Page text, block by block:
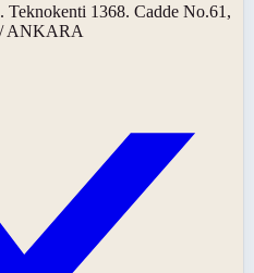
Teknokenti 1368. Cadde No.61,
ANKARA